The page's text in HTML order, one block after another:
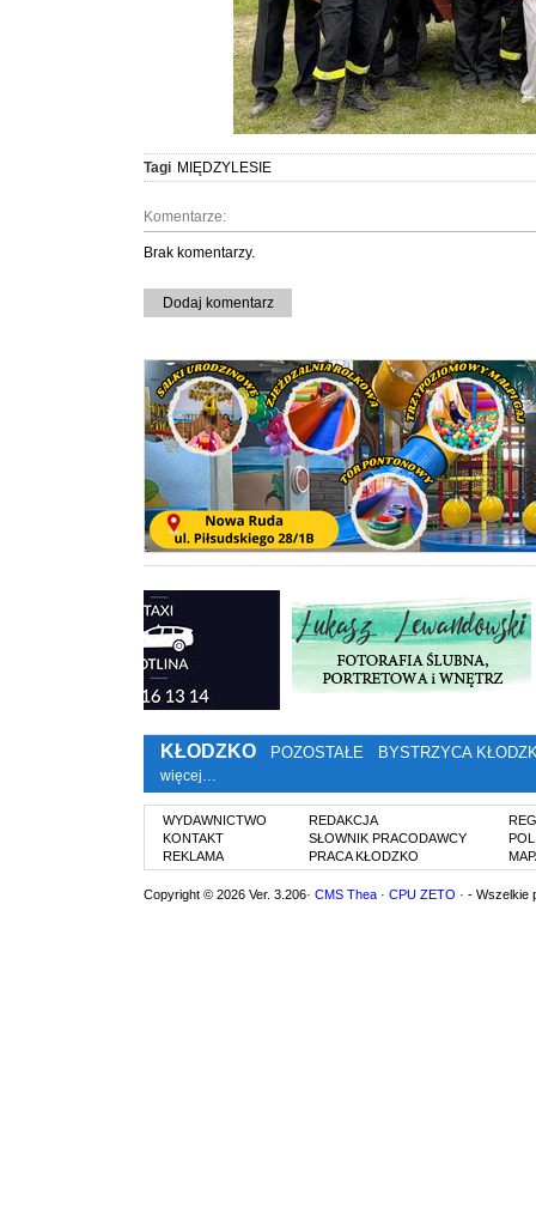
Tagi MIĘDZYLESIE
Komentarze:
Brak komentarzy.
Dodaj komentarz
KŁODZKO POZOSTAŁE BYSTRZYCA
więcej…
WYDAWNICTWO
KONTAKT
REKLAMA
REDAKCJA
SŁOWNIK PRACODAWCY
PRACA KŁODZKO
Copyright © 2026 Ver. 3.206· CMS Thea · CPU ZETO · - Wszelkie